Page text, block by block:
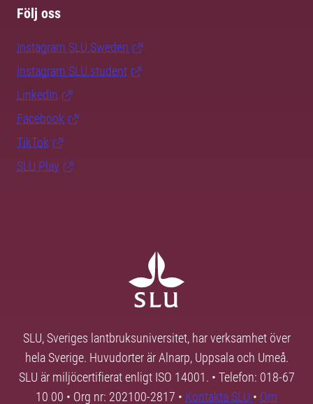
Följ oss
Instagram SLU.Sweden
Instagram SLU.student
LinkedIn
Facebook
TikTok
SLU Play
SLU, Sveriges lantbruksuniversitet, har verksamhet över
hela Sverige. Huvudorter är Alnarp, Uppsala och Umeå.
SLU är miljöcertifierat enligt ISO 14001. • Telefon: 018-67
10 00 • Org nr: 202100-2817 • Kontakta SLU • Om